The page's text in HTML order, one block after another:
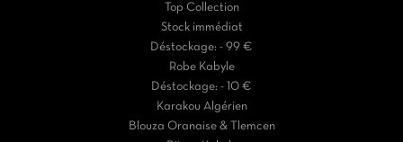
Top Collection
Stock immédiat
Déstockage: - 99 €
Robe Kabyle
Déstockage: - 10 €
Karakou Algérien
Blouza Oranaise & Tlemcen